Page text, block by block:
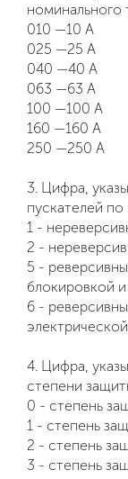
номинального
010 —10 А
025 —25 А
040 —40 А
063 —63 А
100 —100 А
160 —160 А
250 —250 А
3. Цифра,
пускателей
1 -
2 -
5 -
блокировкой
6 -
4. Цифра,
степени
0 - степень
1 - степень
2 - степень
3 - степень